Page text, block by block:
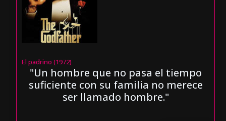
El padrino (1972)
"Un hombre que no pasa el tiempo
suficiente con su familia no merece
ser llamado hombre."